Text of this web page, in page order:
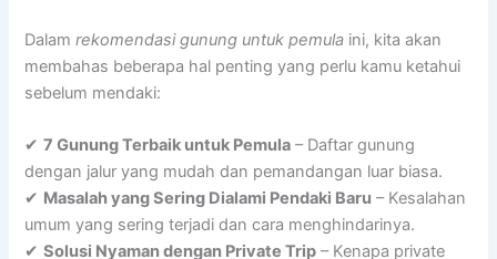
Dalamrekomendasi gunung untuk pemula ini, kita akan
membahas beberapa hal penting yang perlu kamu ketahui
sebelum mendaki:
✔7 Gunung Terbaik untuk Pemula – Daftar gunung
dengan jalur yang mudah dan pemandangan luar biasa.
✔ Masalah yang Sering Dialami Pendaki Baru – Kesalahan
umum yang sering terjadi dan cara menghindarinya.
✔Solusi Nyaman dengan Private Trip – Kenapa private